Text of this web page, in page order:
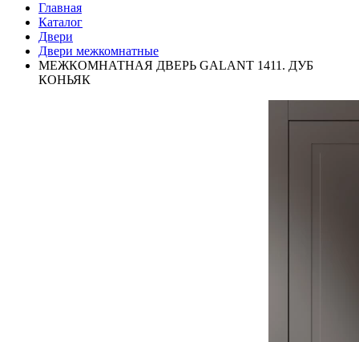
Главная
Каталог
Двери
Двери межкомнатные
МЕЖКОМНАТНАЯ ДВЕРЬ GALANT 1411. ДУБ
КОНЬЯК